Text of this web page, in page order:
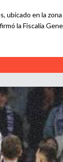
ubicado en la
la Fiscalía